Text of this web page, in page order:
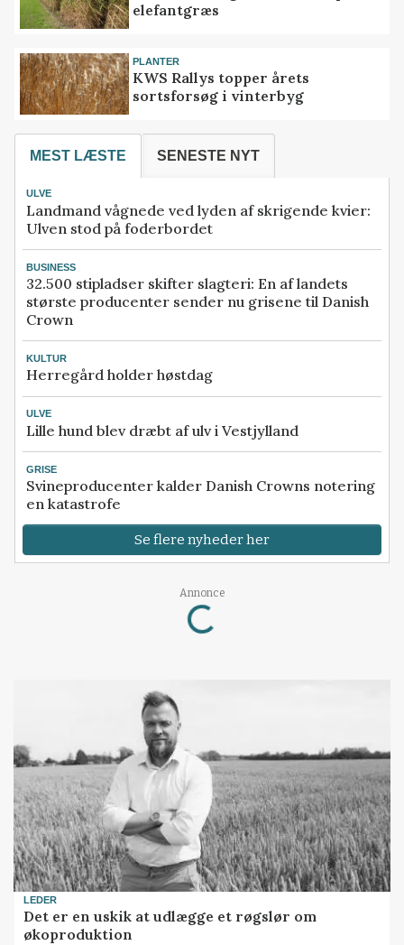
elefantgræs
PLANTER
KWS Rallys topper årets
sortsforsøg i vinterbyg
MEST LÆSTE SENESTE NYT
ULVE
Landmand vågnede ved lyden af skrigende kvier:
Ulven stod på foderbordet
BUSINESS
32.500 stipladser skifter slagteri: En af landets
største producenter sender nu grisene til Danish
Crown
KULTUR
Herregård holder høstdag
ULVE
Lille hund blev dræbt af ulv i Vestjylland
GRISE
Svineproducenter kalder Danish Crowns notering
en katastrofe
Se flere nyheder her
Annonce
Loading...
LEDER
Det er en uskik at udlægge et røgslør om
økoproduktion